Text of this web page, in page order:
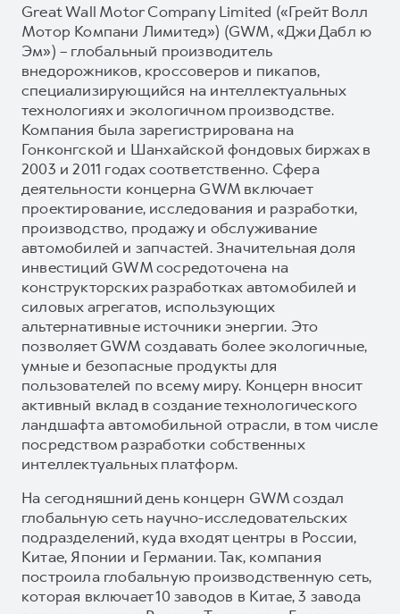
Great Wall Motor Company Limited («Грейт Волл
Мотор Компани Лимитед») (GWM, «Джи Дабл ю
Эм») – глобальный производитель
внедорожников, кроссоверов и пикапов,
специализирующийся на интеллектуальных
технологиях и экологичном производстве.
Компания была зарегистрирована на
Гонконгской и Шанхайской фондовых биржах в
2003 и 2011 годах соответственно. Сфера
деятельности концерна GWM включает
проектирование, исследования и разработки,
производство, продажу и обслуживание
автомобилей и запчастей. Значительная доля
инвестиций GWM сосредоточена на
конструкторских разработках автомобилей и
силовых агрегатов, использующих
альтернативные источники энергии. Это
позволяет GWM создавать более экологичные,
умные и безопасные продукты для
пользователей по всему миру. Концерн вносит
активный вклад в создание технологического
ландшафта автомобильной отрасли, в том числе
посредством разработки собственных
интеллектуальных платформ.
На сегодняшний день концерн GWM создал
глобальную сеть научно-исследовательских
подразделений, куда входят центры в России,
Китае, Японии и Германии. Так, компания
построила глобальную производственную сеть,
которая включает 10 заводов в Китае, 3 завода